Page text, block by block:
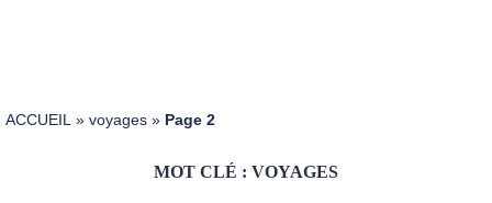
ACCUEIL » voyages » Page 2
MOT CLÉ : VOYAGES